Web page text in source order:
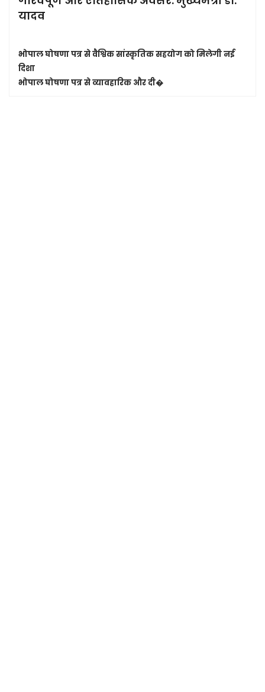
यादव
भोपाल घोषणा पत्र से वैश्विक सांस्कृतिक सहयोग को मिलेगी नई
दिशा
भोपाल घोषणा पत्र से व्यावहारिक और दी�